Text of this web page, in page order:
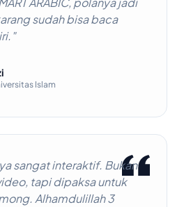
sudah bisa baca
Islam
sangat interaktif. Bukan
tapi dipaksa untuk
Alhamdulillah 3